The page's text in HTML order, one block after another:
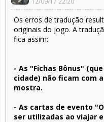
Os erros de tradução
originais do jogo. A
fica assim:
- As "Fichas Bônus"
cidade) não ficam com
mostra.
- As cartas de evento
ser utilizadas ao viajar